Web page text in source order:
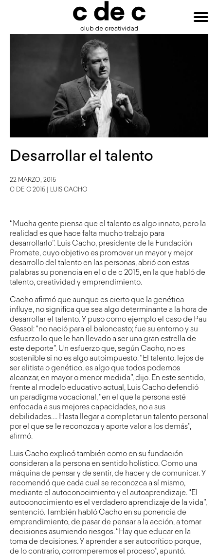
HAZTE
Desarrollar el talento
22 MARZO, 2015
C DE C 2015
LUIS CACHO
“Mucha gente piensa que el talento es algo innato, pero la
realidad es que hace falta mucho trabajo para
desarrollarlo”. Luis Cacho, presidente de la Fundación
Promete, cuyo objetivo es promover un mayor y mejor
desarrollo del talento en las personas, abrió con estas
palabras su ponencia en el c de c 2015, en la que habló de
talento, creatividad y emprendimiento.
Cacho afirmó que aunque es cierto que la genética
influye, no significa que sea algo determinante a la hora de
desarrollar el talento. Y puso como ejemplo el caso de Pau
Gassol: “no nació para el baloncesto; fue su entorno y su
esfuerzo lo que le han llevado a ser una gran estrella de
este deporte”. Un esfuerzo que, según Cacho, no es
sostenible si no es algo autoimpuesto. “El talento, lejos de
ser elitista o genético, es algo que todos podemos
alcanzar, en mayor o menor medida”, dijo. En este sentido,
frente al modelo educativo actual, Luis Cacho defendió
un paradigma vocacional, “en el que la persona esté
enfocada a sus mejores capacidades, no a sus
debilidades…. Hasta llegar a completar un talento personal
por el que se le reconozca y aporte valor a los demás”,
afirmó.
Luis Cacho explicó también como en su fundación
consideran a la persona en sentido holístico. Como una
máquina de pensar y de sentir, de hacer y de comunicar. Y
recomendó que cada cual se reconozca a sí mismo,
mediante el autoconocimiento y el autoaprendizaje. “El
autoconocimiento es el verdadero aprendizaje de la vida”,
sentenció. También habló Cacho en su ponencia de
emprendimiento, de pasar de pensar a la acción, a tomar
decisiones asumiendo riesgos. “Hay que educar en la
toma de decisiones. Y aprender a ser autocrítico porque,
de lo contrario, corromperemos el proceso”, apuntó.